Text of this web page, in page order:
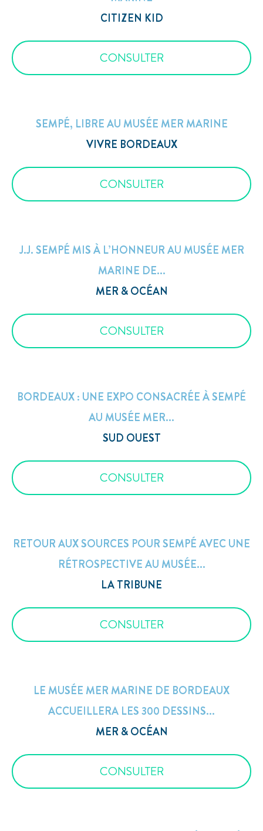
CITIZEN KID
CONSULTER
SEMPÉ, LIBRE AU MUSÉE MER MARINE
VIVRE BORDEAUX
CONSULTER
J.J. SEMPÉ MIS À L’HONNEUR AU MUSÉE MER
MARINE DE...
MER & OCÉAN
CONSULTER
BORDEAUX : UNE EXPO CONSACRÉE À SEMPÉ
AU MUSÉE MER...
SUD OUEST
CONSULTER
RETOUR AUX SOURCES POUR SEMPÉ AVEC UNE
RÉTROSPECTIVE AU MUSÉE...
LA TRIBUNE
CONSULTER
LE MUSÉE MER MARINE DE BORDEAUX
ACCUEILLERA LES 300 DESSINS...
MER & OCÉAN
CONSULTER